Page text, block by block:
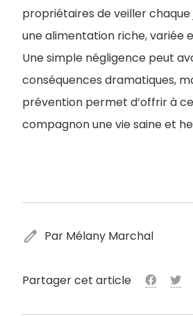
propriétaires de veiller chaque
une alimentation riche, variée
Une simple négligence peut
conséquences dramatiques,
prévention permet d’offrir à
compagnon une vie saine et
edit Par Mélany Marchal
Partager cet article